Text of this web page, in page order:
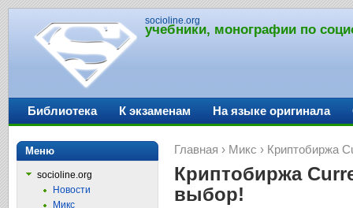
socioline.org
учебники, монографии по
Главная › Микс › Криптобиржа
Криптобиржа
выбор!
Библиотека К экзаменам На языке оригинала
Меню
socioline.org
Новости
Микс